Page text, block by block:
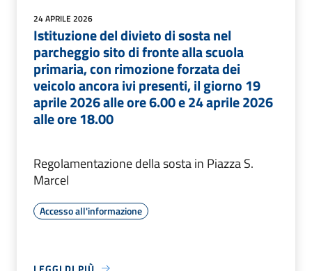
24 APRILE 2026
Istituzione del divieto di sosta nel
parcheggio sito di fronte alla scuola
primaria, con rimozione forzata dei
veicolo ancora ivi presenti, il giorno 19
aprile 2026 alle ore 6.00 e 24 aprile 2026
alle ore 18.00
Regolamentazione della sosta in Piazza S.
Marcel
Accesso all'informazione